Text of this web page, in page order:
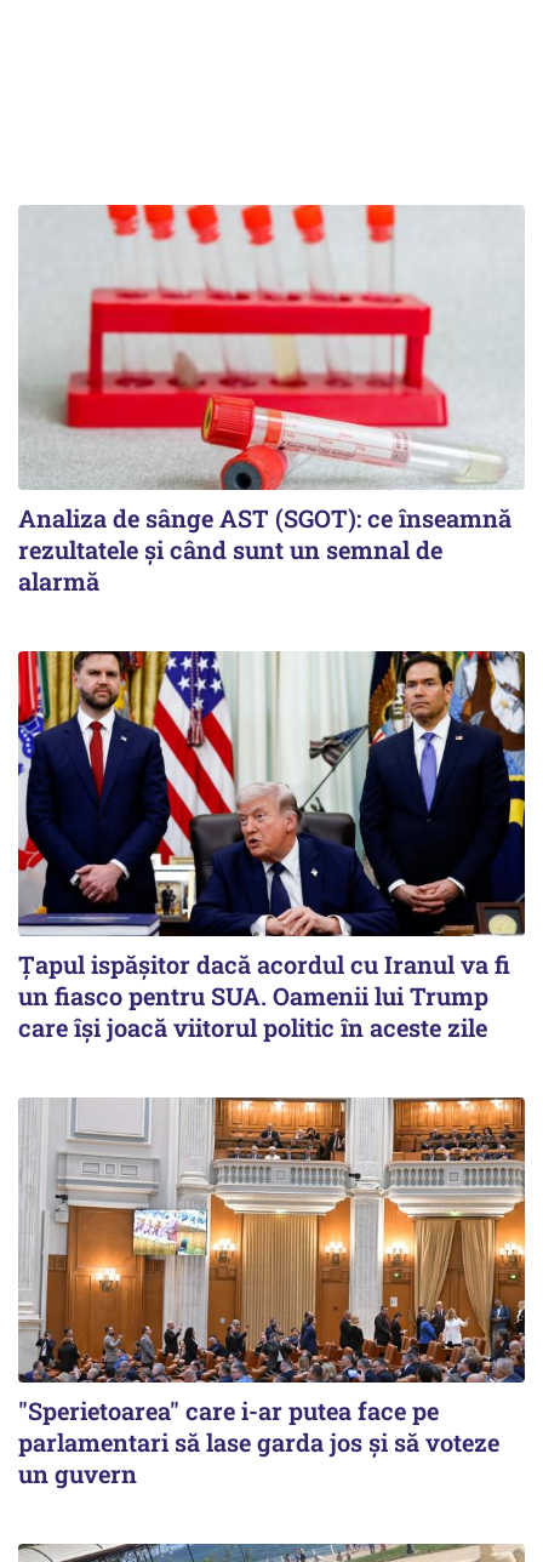
Analiza de sânge AST (SGOT): ce înseamnă
rezultatele și când sunt un semnal de
alarmă
Țapul ispășitor dacă acordul cu Iranul va fi
un fiasco pentru SUA. Oamenii lui Trump
care își joacă viitorul politic în aceste zile
"Sperietoarea" care i-ar putea face pe
parlamentari să lase garda jos și să voteze
un guvern